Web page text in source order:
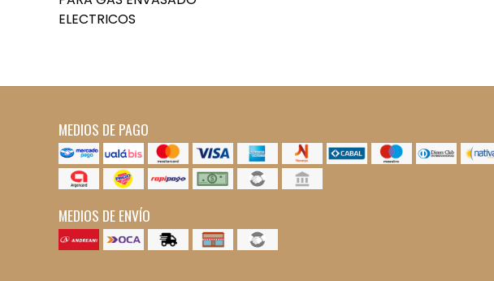
ELECTRICOS
MEDIOS DE PAGO
MEDIOS DE ENVÍO